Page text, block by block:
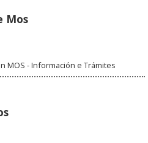
Mos
MOS - Información e Trámites